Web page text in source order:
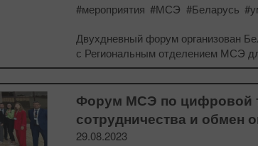
#мероприятия #МСЭ #Беларусь
Двухдневный форум организован
с Региональным отделением МСЭ
Форум МСЭ по цифровой
сотрудничества и обмен
29.08.2023